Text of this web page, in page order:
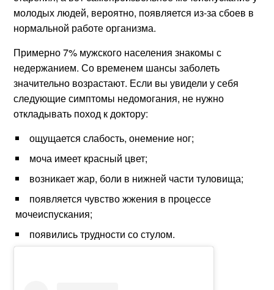
молодых людей, вероятно, появляется из-за сбоев в
нормальной работе организма.
Примерно 7% мужского населения знакомы с
недержанием. Со временем шансы заболеть
значительно возрастают. Если вы увидели у себя
следующие симптомы недомогания, не нужно
откладывать поход к доктору:
ощущается слабость, онемение ног;
моча имеет красный цвет;
возникает жар, боли в нижней части туловища;
появляется чувство жжения в процессе
мочеиспускания;
появились трудности со стулом.